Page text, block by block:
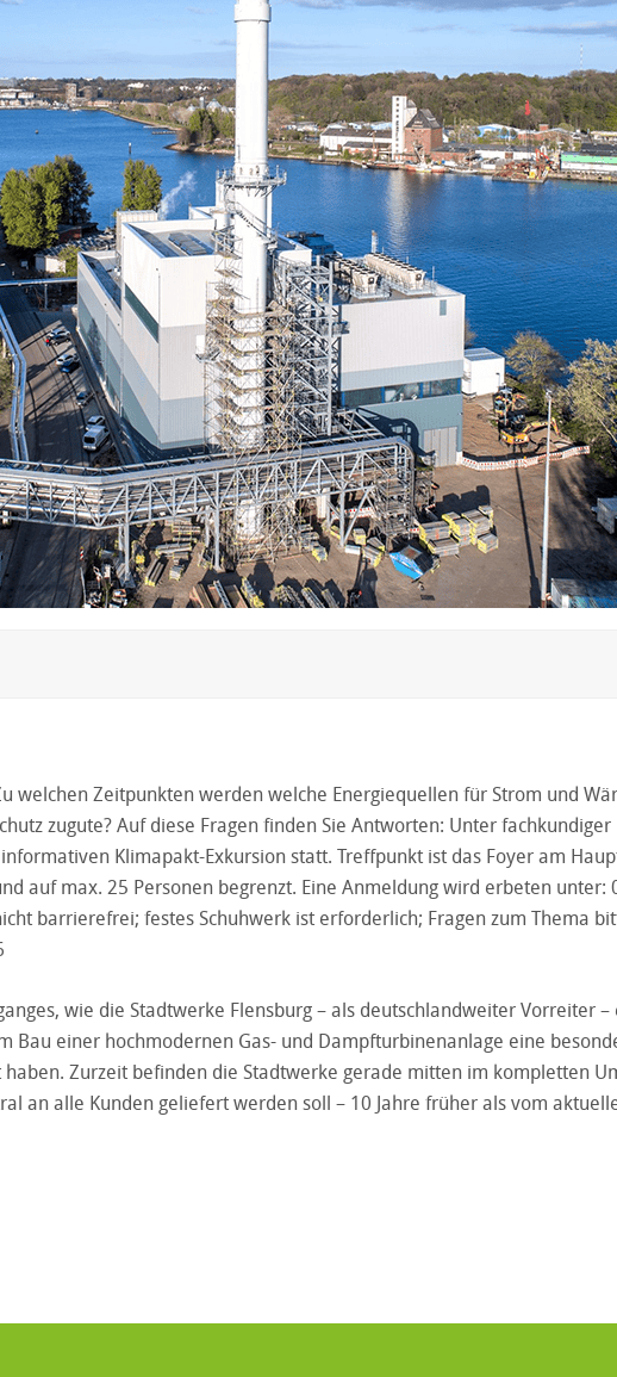
welchen Zeitpunkten werden welche Energiequellen für Strom und
zugute? Auf diese Fragen finden Sie Antworten: Unter
Klimapakt-Exkursion statt. Treffpunkt ist das Foyer am
auf max. 25 Personen begrenzt. Eine Anmeldung wird erbeten unter:
barrierefrei; festes Schuhwerk ist erforderlich; Fragen zum Thema
wie die Stadtwerke Flensburg – als deutschlandweiter Vorreiter
Bau einer hochmodernen Gas- und Dampfturbinenanlage eine
Zurzeit befinden die Stadtwerke gerade mitten im kompletten
an alle Kunden geliefert werden soll – 10 Jahre früher als vom